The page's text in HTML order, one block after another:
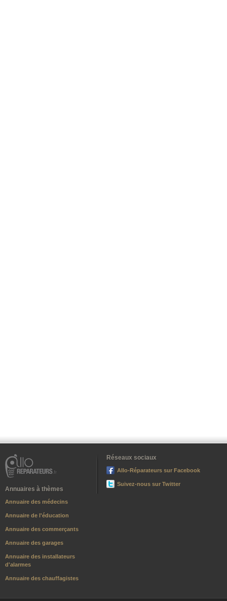
Annuaires à thèmes
Annuaire des médecins
Annuaire de l'éducation
Annuaire des commerçants
Annuaire des garages
Annuaire des installateurs
d'alarmes
Annuaire des chauffagistes
Réseaux sociaux
Allo-Réparateurs sur Facebook
Suivez-nous sur Twitter